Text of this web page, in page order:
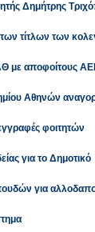
Δημήτρης
τίτλων των
με αποφοίτους ΑΕΙ
Αθηνών
φοιτητών
για το Δημοτικό
για